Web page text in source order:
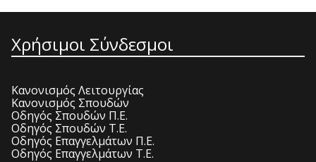
Χρήσιμοι Σύνδεσμοι
Κανονισμός Λειτουργίας
Κανονισμός Σπουδών
Οδηγός Σπουδών Π.Ε.
Οδηγός Σπουδών Τ.Ε.
Οδηγός Επαγγελμάτων Π.Ε.
Οδηγός Επαγγελμάτων Τ.Ε.